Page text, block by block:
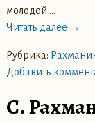
молодой …
Читать далее →
Рубрика:
Добавить
С.